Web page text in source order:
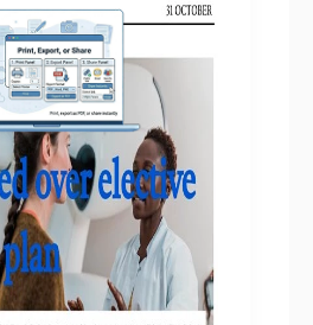
ou compartilhe
ou compartilhe instantaneamente